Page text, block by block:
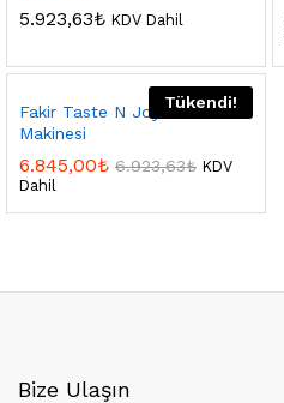
5.923,63₺ KDV Dahil
Tükendi!
Fakir Taste N Joy Tost
Makinesi
6.845,00₺ 6.923,63₺ KDV
Dahil
Bize Ulaşın